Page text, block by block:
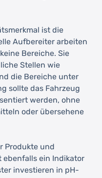
ist die
Aufbereiter arbeiten
Bereiche. Sie
Stellen wie
die Bereiche unter
sollte das Fahrzeug
werden, ohne
oder übersehene
Produkte und
ein Indikator
investieren in pH-